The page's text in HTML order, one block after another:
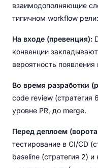
взаимодополняющие
типичном workflow
На входе (превенция):
конвенции
вероятность появления
Во время разработки
code review (стратегия
уровне PR, до merge.
Перед деплоем (ворота
тестирование в CI/CD
baseline (стратегия 2)